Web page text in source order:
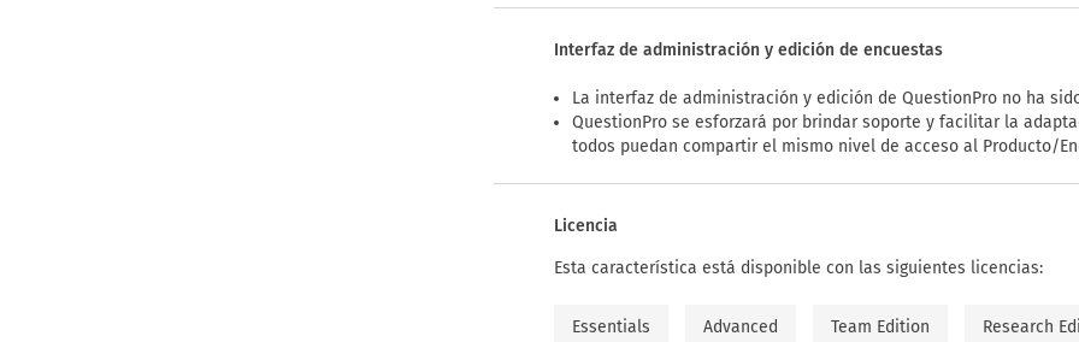
Interfaz de administración y edición de encuestas
La interfaz de administración y edición de QuestionPro no ha
QuestionPro se esforzará por brindar soporte y facilitar la
todos puedan compartir el mismo nivel de acceso al Producto/
Licencia
Esta característica está disponible con las siguientes licencias:
Essentials Advanced Team Edition Research